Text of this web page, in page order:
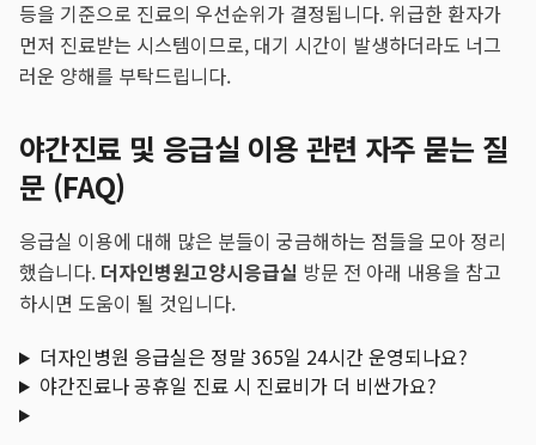
등을 기준으로 진료의 우선순위가 결정됩니다. 위급한 환자가
먼저 진료받는 시스템이므로, 대기 시간이 발생하더라도 너그
러운 양해를 부탁드립니다.
야간진료 및 응급실 이용 관련 자주 묻는 질
문 (FAQ)
응급실 이용에 대해 많은 분들이 궁금해하는 점들을 모아 정리
했습니다. 더자인병원고양시응급실 방문 전 아래 내용을 참고
하시면 도움이 될 것입니다.
더자인병원 응급실은 정말 365일 24시간 운영되나요?
야간진료나 공휴일 진료 시 진료비가 더 비싼가요?